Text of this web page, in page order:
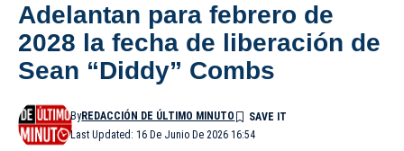
Adelantan para febrero de
2028 la fecha de liberación de
Sean “Diddy” Combs
Last Updated: 16 De Junio De 2026 16:54
ByREDACCIÓN DE ÚLTIMO MINUTO